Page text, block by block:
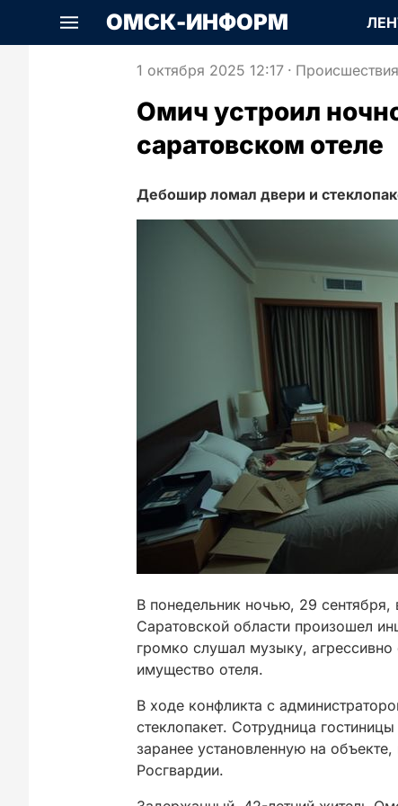
ОМСК-ИНФОРМ
1 октября 2025 12:17 · Происшествия
Омич устроил
саратовском отеле
Дебошир ломал двери и
В понедельник ночью, 29
Саратовской области произошел
громко слушал музыку,
имущество отеля.
В ходе конфликта с
стеклопакет. Сотрудница
заранее установленную на
Росгвардии.